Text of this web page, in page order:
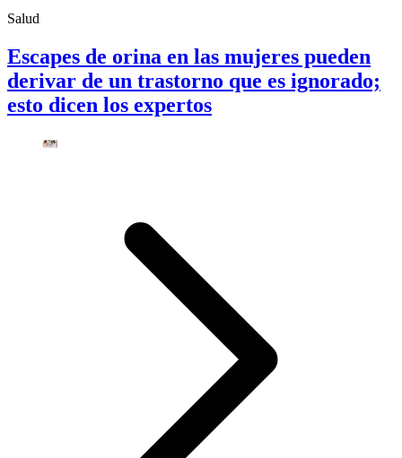
Salud
Escapes de orina en las mujeres pueden
derivar de un trastorno que es ignorado;
esto dicen los expertos